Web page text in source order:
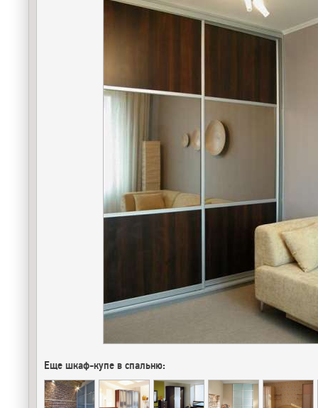
Еще шкаф-купе в спальню: